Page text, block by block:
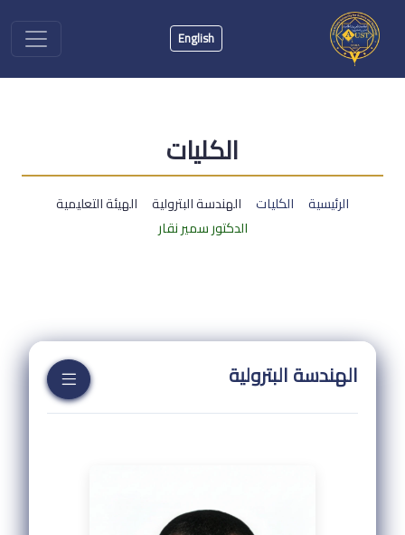
English
الكليات
الرئيسية الكليات الهندسة البترولية
الهيئة التعليمية
الدكتور سمير نقار
الهندسة البترولية